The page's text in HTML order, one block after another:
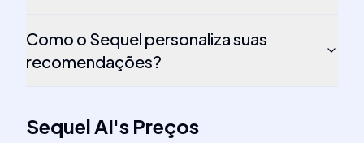
Como o Sequel personaliza suas
recomendações?
Sequel AI's Preços